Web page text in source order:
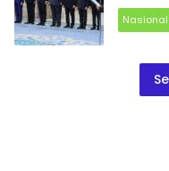
Nasional